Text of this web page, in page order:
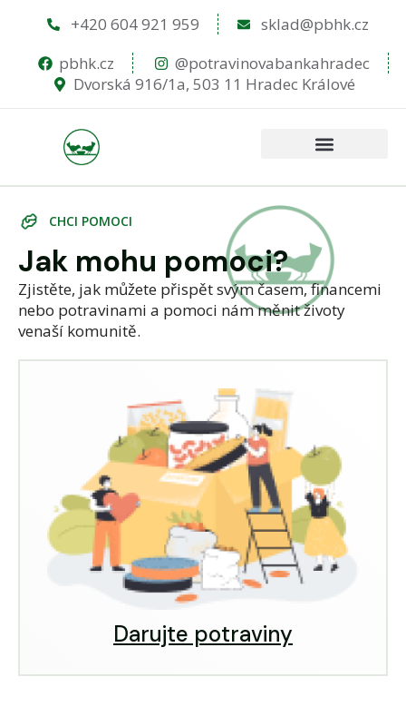
+420 604 921 959
sklad@pbhk.cz
pbhk.cz
@potravinovabankahradec
Dvorská 916/1a, 503 11 Hradec Králové
CHCI POMOCI
Jak mohu pomoci?
Zjistěte, jak můžete přispět svým časem, financemi
nebo potravinami a pomoci nám měnit životy
venaší komunitě.
Darujte potraviny